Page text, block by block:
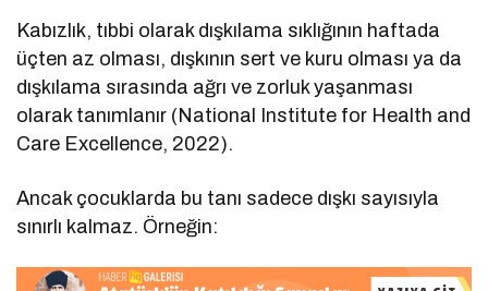
Kabızlık, tıbbi olarak dışkılama sıklığının haftada
üçten az olması, dışkının sert ve kuru olması ya da
dışkılama sırasında ağrı ve zorluk yaşanması
olarak tanımlanır (National Institute for Health and
Care Excellence, 2022).
Ancak çocuklarda bu tanı sadece dışkı sayısıyla
sınırlı kalmaz. Örneğin: